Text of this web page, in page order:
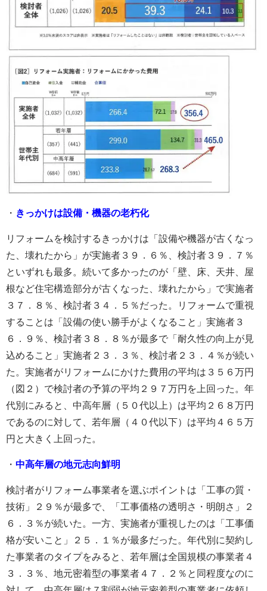
・ きっかけは設備・機器の老朽化
リフォームを検討するきっかけは「設備や機器が古くなっ
た、壊れたから」が実施者３９．６％、検討者３９．７％
といずれも最多。続いて多かったのが「壁、床、天井、屋
根など住宅構造部分が古くなった、壊れたから」で実施者
３７．８％、検討者３４．５％だった。リフォームで重視
することは「設備の使い勝手がよくなること」実施者３
６．９％、検討者３８．８％が最多で「耐久性の向上が見
込めること」実施者２３．３％、検討者２３．４％が続い
た。実施者がリフォームにかけた費用の平均は３５６万円
（図２）で検討者の予算の平均２９７万円を上回った。年
代別にみると、中高年層（５０代以上）は平均２６８万円
であるのに対して、若年層（４０代以下）は平均４６５万
円と大きく上回った。
・ 中高年層の地元志向鮮明
検討者がリフォーム事業者を選ぶポイントは「工事の質・
技術」２９％が最多で、「工事価格の透明さ・明朗さ」２
６．３％が続いた。一方、実施者が重視したのは「工事価
格が安いこと」２５．１％が最多だった。年代別に契約し
た事業者のタイプをみると、若年層は全国規模の事業者４
３．３％、地元密着型の事業者４７．２％と同程度なのに